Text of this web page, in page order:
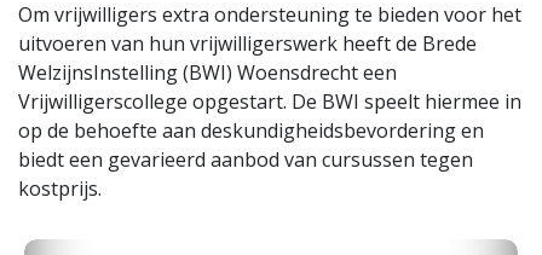
Om vrijwilligers extra ondersteuning te bieden voor het
uitvoeren van hun vrijwilligerswerk heeft de Brede
WelzijnsInstelling (BWI) Woensdrecht een
Vrijwilligerscollege opgestart. De BWI speelt hiermee in
op de behoefte aan deskundigheidsbevordering en
biedt een gevarieerd aanbod van cursussen tegen
kostprijs.